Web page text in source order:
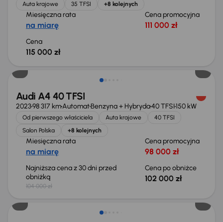
Auta krajowe
35 TFSI +8 kolejnych
Miesięczna rata
na miarę
Cena promocyjna
111 000 zł
Cena
115 000 zł
Taniej o 2 000 zł
Audi A4 40 TFSI
202398 317 kmAutomatBenzyna + Hybryda40 TFSI150 kW
Od pierwszego właściciela Auta krajowe
40 TFSI
Salon Polska
+8 kolejnych
Miesięczna rata
na miarę
Cena promocyjna
98 000 zł
Najniższa cena z 30 dni przed
obniżką
104 000 zł
Cena po obniżce
102 000 zł